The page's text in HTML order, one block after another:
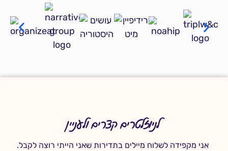
לניוזלטרים קצרים ולעניין
אני מקפידה לשלוח מיילים בתדירות שאני הייתי רוצה לקבל.